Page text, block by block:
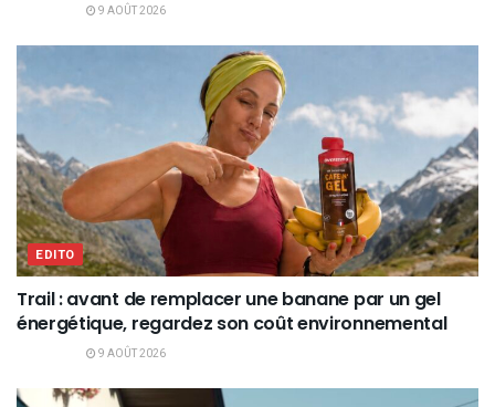
9 AOÛT 2026
EDITO
Trail : avant de remplacer une banane par un gel
énergétique, regardez son coût environnemental
9 AOÛT 2026